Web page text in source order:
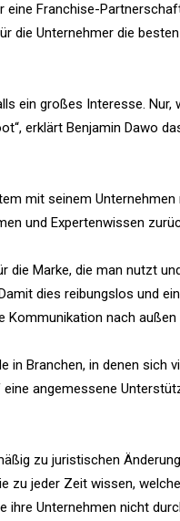
Franchise-
die Unternehmer die
ein großes Interesse. Nur,
erklärt Benjamin Dawo
mit seinem Unternehmen
und Expertenwissen
Marke, die man nutzt
dies reibungslos und
Kommunikation nach
in Branchen, in denen sich
angemessene
zu juristischen
zu jeder Zeit wissen,
Unternehmen nicht